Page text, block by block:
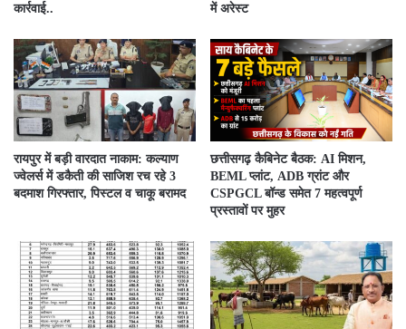
कार्रवाई..
में अरेस्ट
रायपुर में बड़ी वारदात नाकाम: कल्याण
ज्वेलर्स में डकैती की साजिश रच रहे 3
बदमाश गिरफ्तार, पिस्टल व चाकू बरामद
छत्तीसगढ़ कैबिनेट बैठक: AI मिशन,
BEML प्लांट, ADB ग्रांट और
CSPGCL बॉन्ड समेत 7 महत्वपूर्ण
प्रस्तावों पर मुहर